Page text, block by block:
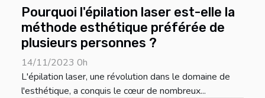
Pourquoi l'épilation laser est-elle la
méthode esthétique préférée de
plusieurs personnes ?
14/11/2023 0h
L'épilation laser, une révolution dans le domaine de
l'esthétique, a conquis le cœur de nombreux...